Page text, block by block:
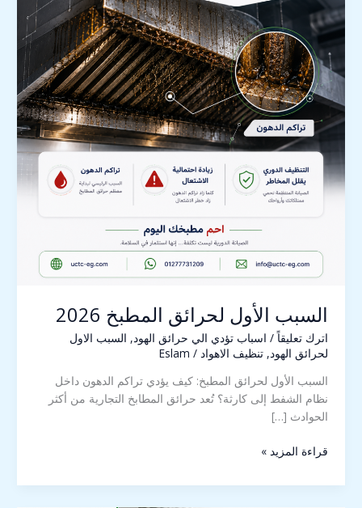
السبب الأول لحرائق المطبخ 2026
اترك تعليقاً / اسباب تؤدي الي حرائق الهود, السبب الاول
لحرائق الهود, تنظيف الاهواد/
Eslam
السبب الأول لحرائق المطبخ: كيف يؤدي تراكم الدهون داخل
نظام الشفط إلى كارثة؟ تُعد حرائق المطابخ التجارية من أكثر
الحوادث […]
قراءة المزيد »